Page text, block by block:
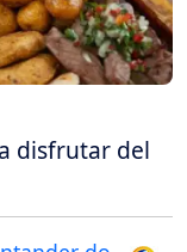
disfrutar del